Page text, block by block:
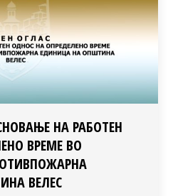
НА РАБОТЕН
ВРЕМЕ ВО
ВЕЛЕС